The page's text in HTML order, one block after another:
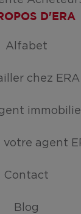
D'ERA
Alfabet
chez ERA
votre agent
Contact
Blog